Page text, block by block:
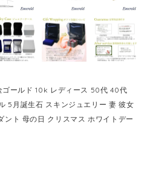
ールド 10k レディース 50代 40代
5月誕生石 スキンジュエリー 妻 彼女
ント 母の日 クリスマス ホワイトデー